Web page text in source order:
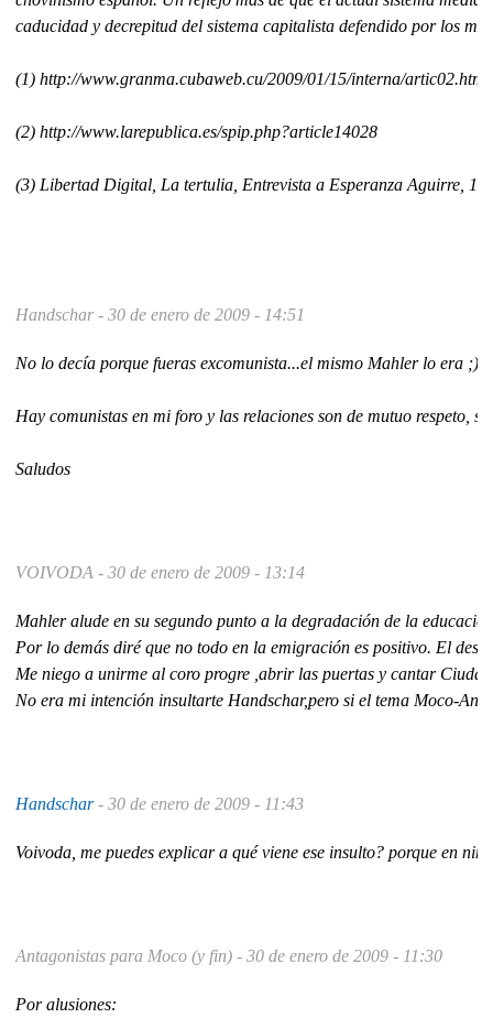
caducidad y decrepitud del sistema capitalista defendido por los
(1) http://www.granma.cubaweb.cu/2009/01/15/interna/artic02.html
(2) http://www.larepublica.es/spip.php?article14028
(3) Libertad Digital, La tertulia, Entrevista a Esperanza Aguirre, 15
Handschar - 30 de enero de 2009 - 14:51
No lo decía porque fueras excomunista...el mismo Mahler lo era ;)
Hay comunistas en mi foro y las relaciones son de mutuo respeto,
Saludos
VOIVODA - 30 de enero de 2009 - 13:14
Mahler alude en su segundo punto a la degradación de la
Por lo demás diré que no todo en la emigración es positivo. El
Me niego a unirme al coro progre ,abrir las puertas y cantar
No era mi intención insultarte Handschar,pero si el tema Moco-
Handschar- 30 de enero de 2009 - 11:43
Voivoda, me puedes explicar a qué viene ese insulto? porque en
Antagonistas para Moco (y fin) - 30 de enero de 2009 - 11:30
Por alusiones: